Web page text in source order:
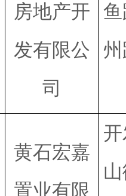
房地产开
发有限公
司
黄石宏嘉
置业有限